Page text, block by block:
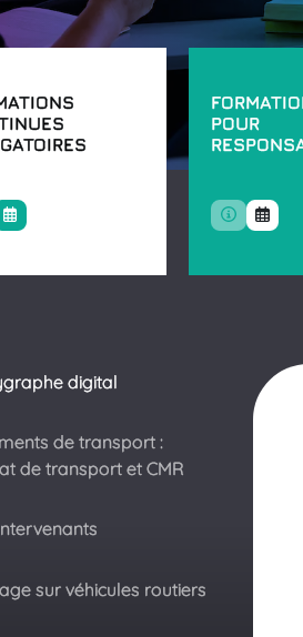
POUR
digital
de transport :
de transport et CMR
sur véhicules routiers